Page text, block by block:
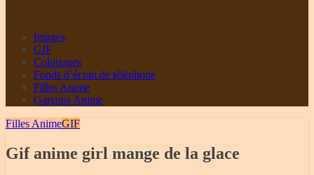
Images
GIF
Coloriages
Fonds d’écran de téléphone
Filles Anime
Garçons Anime
Filles AnimeGIF
Gif anime girl mange de la glace